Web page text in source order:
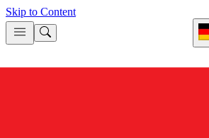
Skip to Content